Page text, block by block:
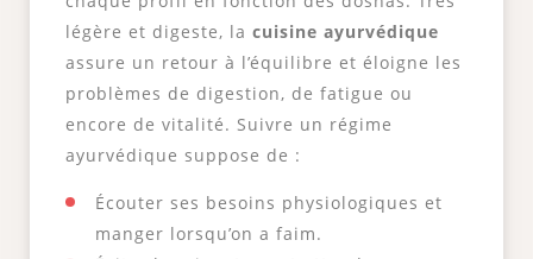
légère et digeste, la cuisine ayurvédique
assure un retour à l’équilibre et éloigne les
problèmes de digestion, de fatigue ou
encore de vitalité. Suivre un régime
ayurvédique suppose de :
Écouter ses besoins physiologiques et
manger lorsqu’on a faim.